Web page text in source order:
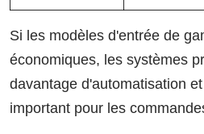
Si les modèles d'entrée de
économiques, les systèmes
davantage d'automatisation
important pour les